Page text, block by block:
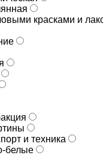
красками и
и техника
белые